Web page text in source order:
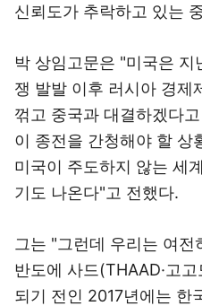
신뢰도가 추락하고 있는
박 상임고문은 "미국은
쟁 발발 이후 러시아 경제
꺾고 중국과 대결하겠다
이 종전을 간청해야 할 상
미국이 주도하지 않는 세
기도 나온다"고 전했다.
그는 "그런데 우리는 여
반도에 사드(THAAD·고
되기 전인 2017년에는 한